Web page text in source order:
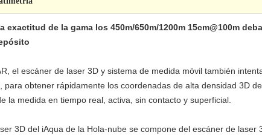
de la gama los 450m/650m/1200m 15cm@100m
el escáner de laser 3D y sistema de medida móvil también
obtener rápidamente los coordenadas de alta densidad 3D
la medida en tiempo real, activa, sin contacto y superficial.
3D del iAqua de la Hola-nube se compone del escáner de laser